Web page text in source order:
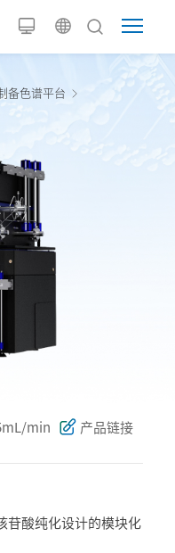
备色谱平台
min 产品链接
苷酸纯化设计的模块化